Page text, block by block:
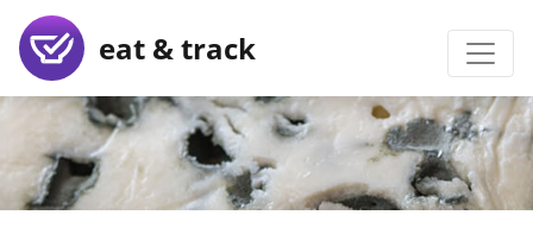
eat & track